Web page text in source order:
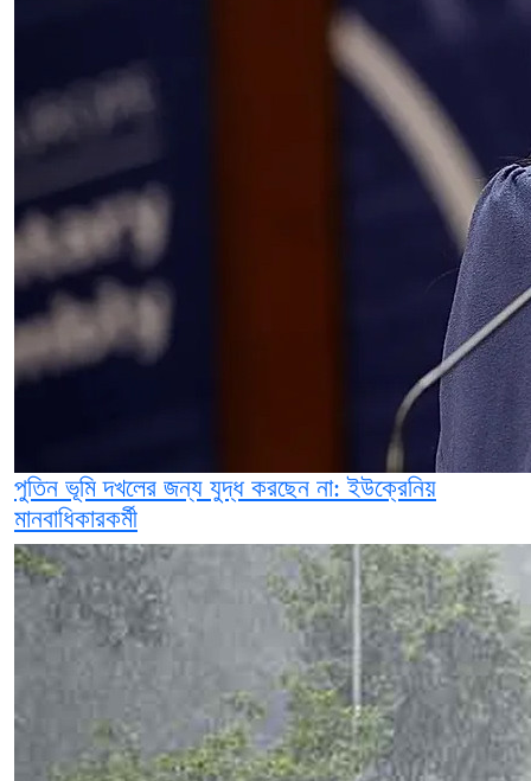
পুতিন ভূমি দখলের জন্য যুদ্ধ করছেন না: ইউক্রেনিয়
মানবাধিকারকর্মী